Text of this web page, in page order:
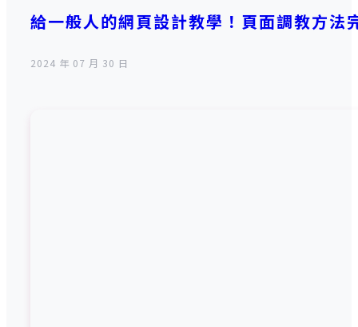
給一般人的網頁設計教學！頁面調教方法
2024 年 07 月 30 日